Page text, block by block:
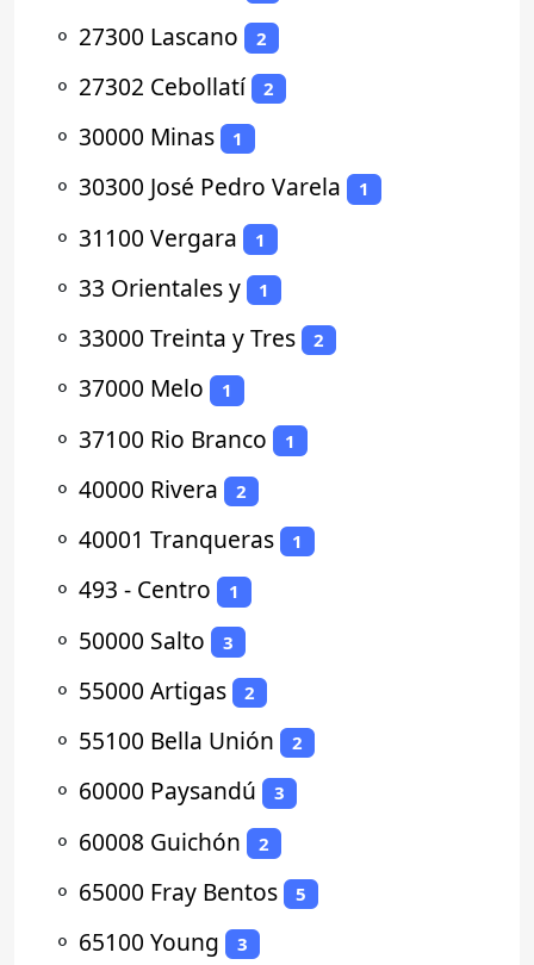
⚬ 27300 Lascano 2
⚬ 27302 Cebollatí 2
⚬ 30000 Minas 1
⚬ 30300 José Pedro Varela 1
⚬ 31100 Vergara 1
⚬ 33 Orientales y 1
⚬ 33000 Treinta y Tres 2
⚬ 37000 Melo 1
⚬ 37100 Rio Branco 1
⚬ 40000 Rivera 2
⚬ 40001 Tranqueras 1
⚬ 493 - Centro 1
⚬ 50000 Salto 3
⚬ 55000 Artigas 2
⚬ 55100 Bella Unión 2
⚬ 60000 Paysandú 3
⚬ 60008 Guichón 2
⚬ 65000 Fray Bentos 5
⚬ 65100 Young 3